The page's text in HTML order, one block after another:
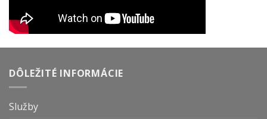
DÔLEŽITÉ INFORMÁCIE
Služby